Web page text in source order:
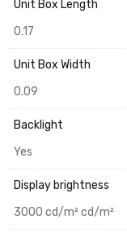
Unit Box Length
0.17
Unit Box Width
0.09
Backlight
Yes
Display brightness
3000 cd/m² cd/m²